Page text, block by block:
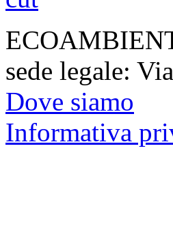
sede legale:
Dove siamo
Informativa